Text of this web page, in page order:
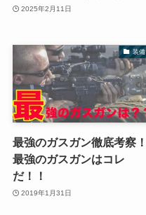
2025年2月11日
装備
最強のガスガン徹底考察！
最強のガスガンはコレ
だ！！
2019年1月31日